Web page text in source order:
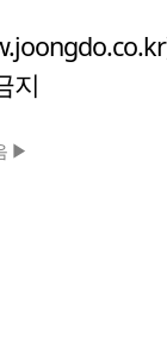
지
▶